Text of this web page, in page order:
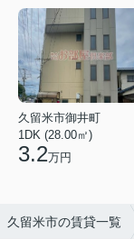
久留米市御井町
1DK (28.00㎡)
3.2万円
久留米市の賃貸一覧